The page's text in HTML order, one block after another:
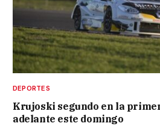
DEPORTES
Krujoski segundo en la
adelante este domingo